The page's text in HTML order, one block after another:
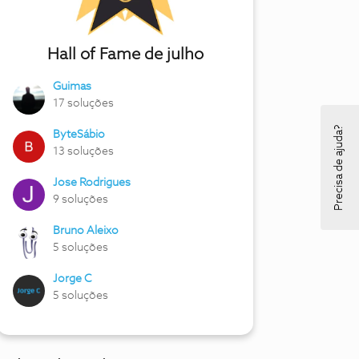
Hall of Fame de julho
Guimas
17 soluções
ByteSábio
13 soluções
Jose Rodrigues
9 soluções
Bruno Aleixo
5 soluções
Jorge C
5 soluções
Precisa de ajuda?